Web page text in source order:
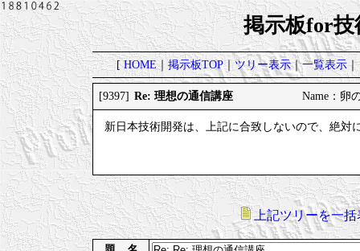
掲示板for技
[HOME｜掲示板TOP｜ツリー表示｜一覧表示｜
[9397] Re: 理想の通信講座 Name：卵
新日本技術開発は、上記に合致しないので、絶対
上記ツリーを一括